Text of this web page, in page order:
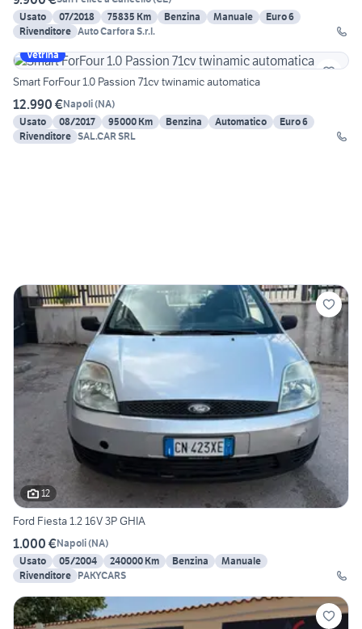
Usato
07/2018 75835 Km Benzina Manuale
Euro 6
Rivenditore Auto Carfora S.r.l.
Vetrina
Smart ForFour 1.0 Passion 71cv twinamic automatica
12.990 €Napoli(NA)
Usato
08/2017 95000 Km Benzina Automatico
Euro 6
Rivenditore SAL.CAR SRL
12
Ford Fiesta 1.2 16V 3P GHIA
1.000 €Napoli(NA)
Usato
05/2004 240000 Km Benzina
Manuale
Rivenditore PAKYCARS